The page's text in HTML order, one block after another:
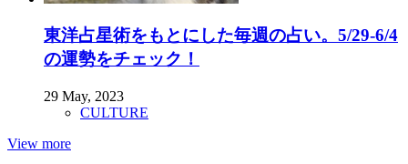
東洋占星術をもとにした毎週の占い。5/29-6/4
の運勢をチェック！
29 May, 2023
CULTURE
View more